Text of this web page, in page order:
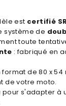
est certifié
système de
toute
: fabriqué en
format de 80 x
de votre moto.
pour s'adapter à